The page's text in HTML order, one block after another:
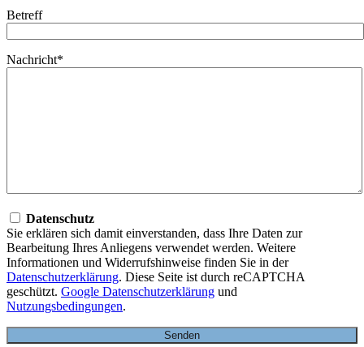
Betreff
Nachricht*
Datenschutz
Sie erklären sich damit einverstanden, dass Ihre Daten zur
Bearbeitung Ihres Anliegens verwendet werden. Weitere
Informationen und Widerrufshinweise finden Sie in der
Datenschutzerklärung. Diese Seite ist durch reCAPTCHA
geschützt. Google Datenschutzerklärung und
Nutzungsbedingungen.